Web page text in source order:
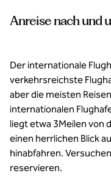
Anreise nach und
Der internationale
verkehrsreichste
aber die meisten
internationalen
liegt etwa 3Meilen von
einen herrlichen Blick
hinabfahren.
reservieren.